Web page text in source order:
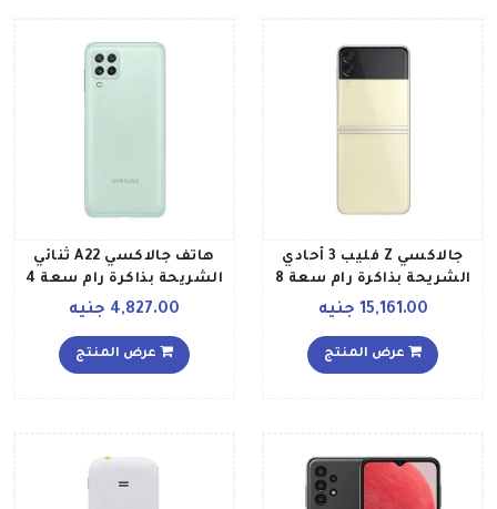
جالاكسي Z فليب 3 أحادي
الشريحة بذاكرة رام سعة 8
جيجابايت وذاكرة داخلية
تقنية 5G إصدار الشرق
الأوسط، لون كريمي
15,161.00 جنيه
عرض المنتج
هاتف جالاكسي A22 ثنائي
الشريحة بذاكرة رام سعة 4
جيجابايت وذاكرة 64
LTE إصدار عالمي، لون
4,827.00 جنيه
عرض المنتج